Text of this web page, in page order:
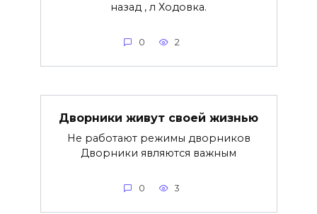
назад , л Ходовка.
0 2
Дворники живут своей жизнью
Не работают режимы дворников
Дворники являются важным
0 3